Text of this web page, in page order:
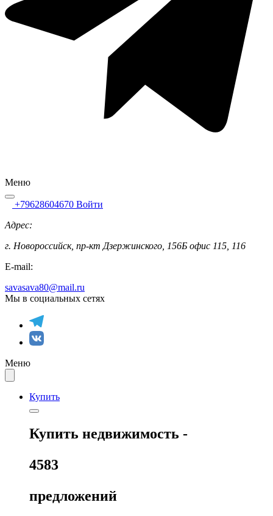
Меню
+79628604670 Войти
Адрес:
г. Новороссийск, пр-кт Дзержинского, 156Б офис 115, 116
E-mail:
savasava80@mail.ru
Мы в социальных сетях
Меню
Купить
Купить недвижимость -
4583
предложений